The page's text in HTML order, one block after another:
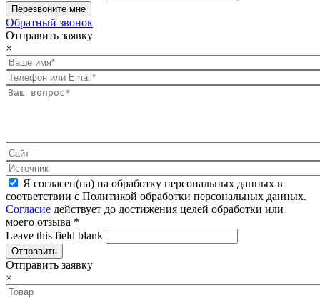
Обратный звонок
Отправить заявку
×
Я согласен(на) на обработку персональных данных в
соответствии с Политикой обработки персональных данных.
Согласие действует до достижения целей обработки или
моего отзыва *
Leave this field blank
Отправить заявку
×